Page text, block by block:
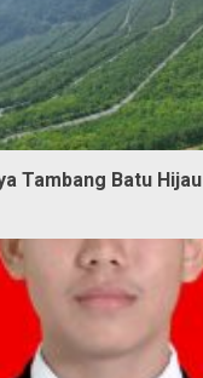
Tambang Batu Hijau